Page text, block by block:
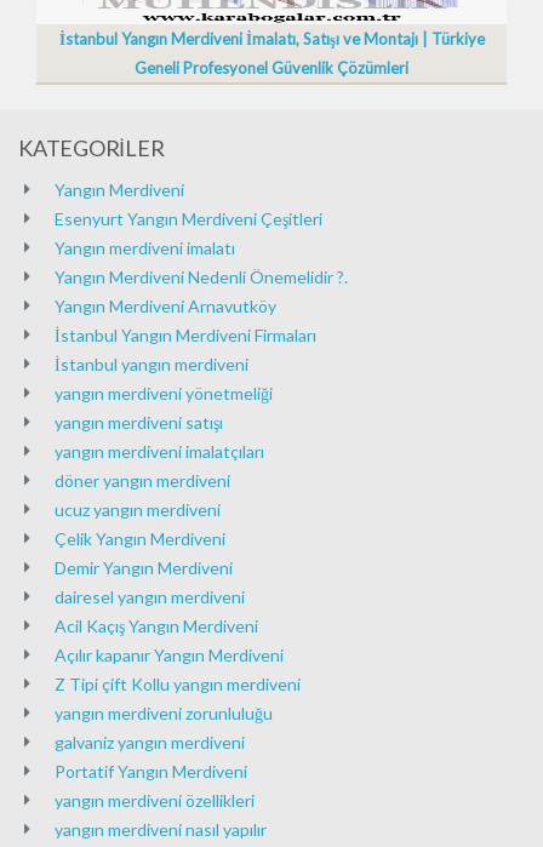
İstanbul Yangın Merdiveni İmalatı, Satışı ve Montajı | Türkiye
Geneli Profesyonel Güvenlik Çözümleri
KATEGORİLER
Yangın Merdiveni
Esenyurt Yangın Merdiveni Çeşitleri
Yangın merdiveni imalatı
Yangın Merdiveni Nedenli Önemelidir ?.
Yangın Merdiveni Arnavutköy
İstanbul Yangın Merdiveni Firmaları
İstanbul yangın merdiveni
yangın merdiveni yönetmeliği
yangın merdiveni satışı
yangın merdiveni imalatçıları
döner yangın merdiveni
ucuz yangın merdiveni
Çelik Yangın Merdiveni
Demir Yangın Merdiveni
dairesel yangın merdiveni
Acil Kaçış Yangın Merdiveni
Açılır kapanır Yangın Merdiveni
Z Tipi çift Kollu yangın merdiveni
yangın merdiveni zorunluluğu
galvaniz yangın merdiveni
Portatif Yangın Merdiveni
yangın merdiveni özellikleri
yangın merdiveni nasıl yapılır